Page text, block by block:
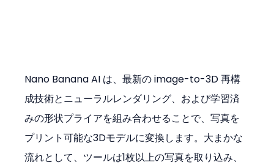
Nano Banana AI は、最新の image-to-3D 再構
成技術とニューラルレンダリング、および学習済
みの形状プライアを組み合わせることで、写真を
プリント可能な3Dモデルに変換します。大まかな
流れとして、ツールは1枚以上の写真を取り込み、